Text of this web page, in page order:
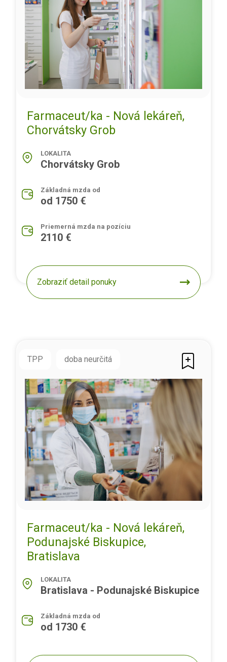
Farmaceut/ka - Nová lekáreň,
Chorvátsky Grob
LOKALITA
Chorvátsky Grob
Základná mzda od
od 1750 €
Priemerná mzda na pozíciu
2110 €
Zobraziť detail ponuky
TPP doba neurčitá
Farmaceut/ka - Nová lekáreň,
Podunajské Biskupice,
Bratislava
LOKALITA
Bratislava - Podunajské Biskupice
Základná mzda od
od 1730 €